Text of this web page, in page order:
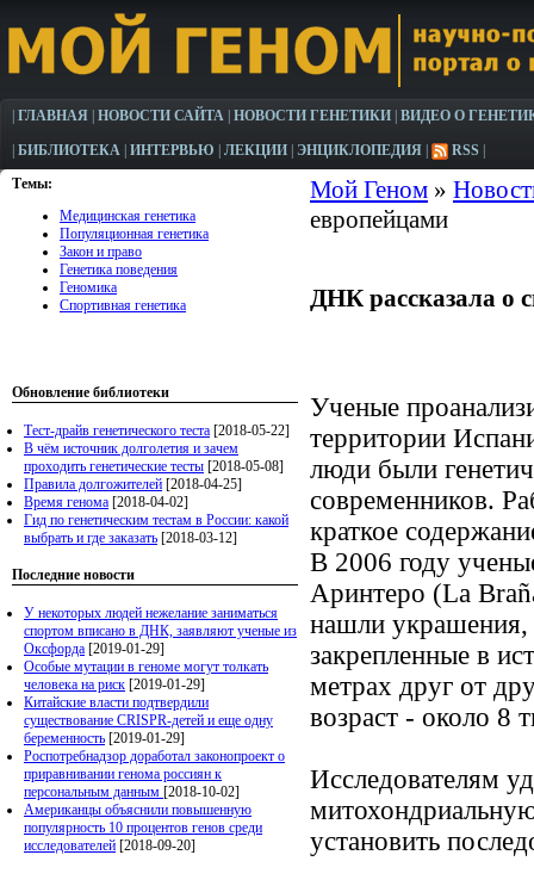
ГЛАВНАЯ НОВОСТИ САЙТА НОВОСТИ ГЕНЕТИКИ ВИДЕО О
БИБЛИОТЕКА ИНТЕРВЬЮ ЛЕКЦИИ ЭНЦИКЛОПЕДИЯ RSS
Темы:
Медицинская генетика
Популяционная генетика
Закон и право
Генетика поведения
Геномика
Спортивная генетика
Обновление библиотеки
Тест-драйв генетического теста [2018-05-22]
В чём источник долголетия и зачем
проходить генетические тесты [2018-05-08]
Правила долгожителей [2018-04-25]
Время генома [2018-04-02]
Гид по генетическим тестам в России: какой
выбрать и где заказать [2018-03-12]
Последние новости
У некоторых людей нежелание заниматься
спортом вписано в ДНК, заявляют ученые из
Оксфорда [2019-01-29]
Особые мутации в геноме могут толкать
человека на риск [2019-01-29]
Китайские власти подтвердили
существование CRISPR-детей и еще одну
беременность [2019-01-29]
Роспотребнадзор доработал законопроект о
приравнивании генома россиян к
персональным данным [2018-10-02]
Американцы объяснили повышенную
популярность 10 процентов генов среди
исследователей [2018-09-20]
Мой Геном »
европейцами
ДНК рассказала о
Ученые
территории
люди были
современников.
краткое
В 2006 году
Аринтеро (La
нашли украшения,
закрепленные в
метрах друг от
возраст - около 8
Исследователям
установить